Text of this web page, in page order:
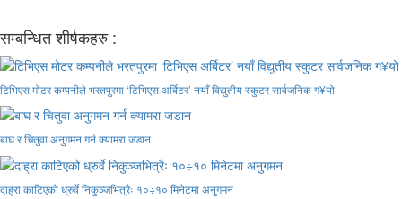
सम्बन्धित शीर्षकहरु :
टिभिएस मोटर कम्पनीले भरतपुरमा ‘टिभिएस अर्बिटर’ नयाँ विद्युतीय स्कुटर सार्वजनिक ग¥यो
बाघ र चितुवा अनुगमन गर्न क्यामरा जडान
दाह्रा काटिएको ध्रुर्वे निकुञ्जभित्रैः १०÷१० मिनेटमा अनुगमन